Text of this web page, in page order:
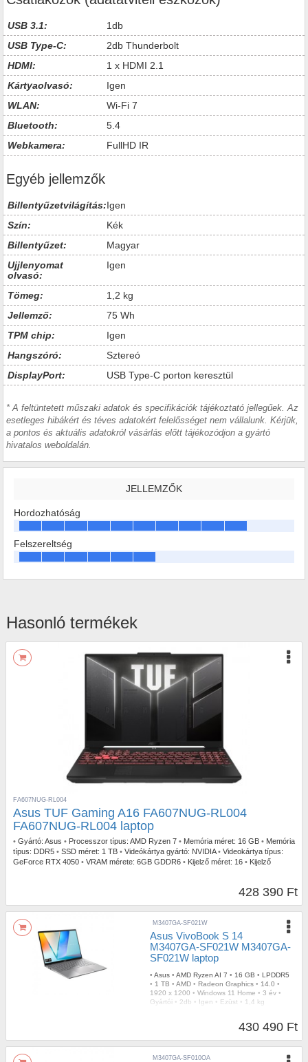
USB 3.1:
1db
USB Type-C:
2db Thunderbolt
HDMI:
1 x HDMI 2.1
Kártyaolvasó:
Igen
WLAN:
Wi-Fi 7
Bluetooth:
5.4
Webkamera:
FullHD IR
Egyéb jellemzők
Billentyűzetvilágítás:Igen
Szín:
Kék
Billentyűzet:
Magyar
Ujjlenyomat
olvasó:
Igen
Tömeg:
1,2 kg
Jellemző:
75 Wh
TPM chip:
Igen
Hangszóró:
Sztereó
DisplayPort:
USB Type-C porton keresztül
* A feltüntetett műszaki adatok és specifikációk tájékoztató jellegűek. Az
esetleges hibákért és téves adatokért felelősséget nem vállalunk. Kérjük,
a pontos és aktuális adatokról vásárlás előtt tájékozódjon a gyártó
hivatalos weboldalán.
JELLEMZŐK
Hordozhatóság
Felszereltség
Hasonló termékek
FA607NUG-RL004
Asus TUF Gaming A16 FA607NUG-RL004
FA607NUG-RL004 laptop
• Gyártó: Asus • Processzor típus: AMD Ryzen 7 • Memória méret: 16 GB • Memória
típus: DDR5 • SSD méret: 1 TB • Videókártya gyártó: NVIDIA • Videokártya típus:
GeForce RTX 4050 • VRAM mérete: 6GB GDDR6 • Kijelző méret: 16 • Kijelző
428 390 Ft
M3407GA-SF021W
Asus VivoBook S 14
M3407GA-SF021W M3407GA-
SF021W laptop
• Asus • AMD Ryzen AI 7 • 16 GB • LPDDR5
• 1 TB • AMD • Radeon Graphics • 14.0 •
1920 x 1200 • Windows 11 Home • 3 év •
Gyártói • 2db • Igen • Ezüst • 1,4 kg
430 490 Ft
M3407GA-SF010OA